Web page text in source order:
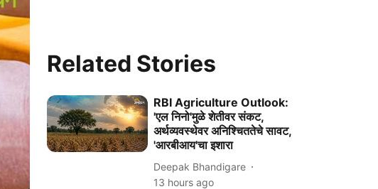
Related Stories
RBI Agriculture Outlook:
'एल निनो'मुळे शेतीवर संकट,
अर्थव्यवस्थेवर अनिश्चिततेचे सावट,
'आरबीआय'चा इशारा
Deepak Bhandigare
13 hours ago